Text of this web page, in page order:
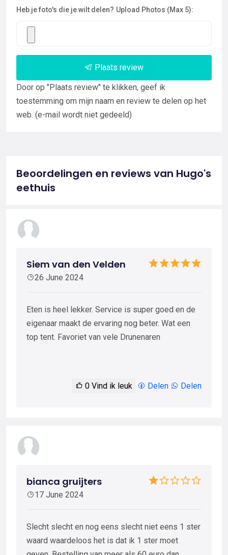
Heb je foto's die je wilt delen? Upload Photos (Max 5):
Plaats review
Door op "Plaats review" te klikken, geef ik
toestemming om mijn naam en review te delen op het
web. (e-mail wordt niet gedeeld)
Beoordelingen en reviews van Hugo's
eethuis
Siem van den Velden
26 June 2024
Eten is heel lekker. Service is super goed en de
eigenaar maakt de ervaring nog beter. Wat een
top tent. Favoriet van vele Drunenaren
0 Vind ik leuk Delen Delen
bianca gruijters
17 June 2024
Slecht slecht en nog eens slecht niet eens 1 ster
waard waardeloos het is dat ik 1 ster moet